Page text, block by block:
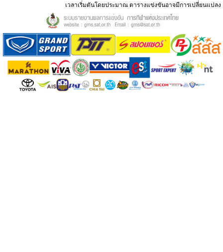
เวลาเริ่มตันโดยประมาณ ตารางแข่งขันอาจมีการเปลี่ยนแปลง